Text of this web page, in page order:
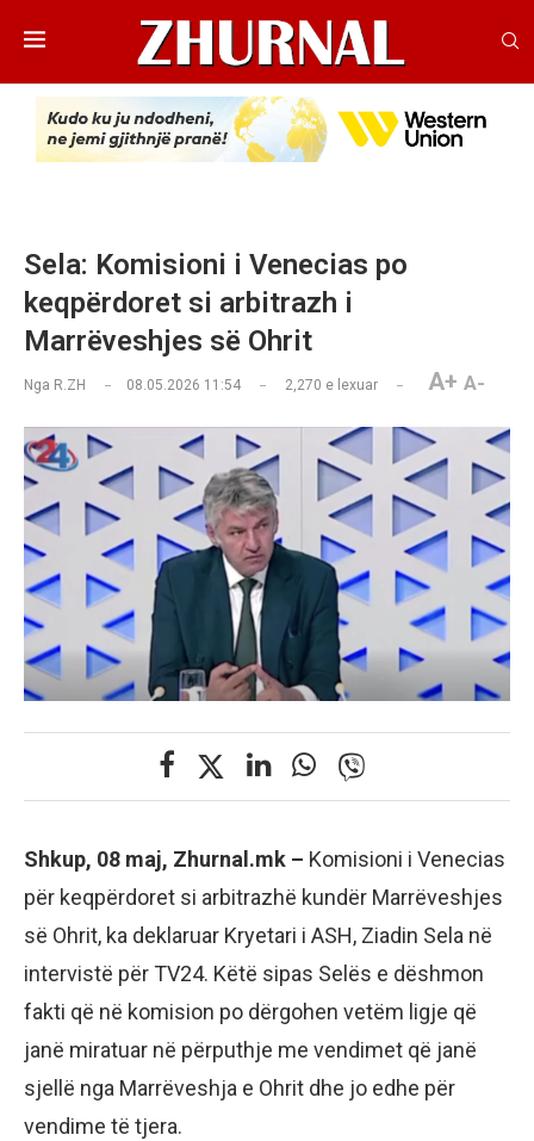
Sela: Komisioni i Venecias po
keqpërdoret si arbitrazh i
Marrëveshjes së Ohrit
Nga R.ZH 08.05.2026 11:54 2,270 e lexuar A+ A-
Shkup, 08 maj, Zhurnal.mk – Komisioni i Venecias
për keqpërdoret si arbitrazhë kundër Marrëveshjes
së Ohrit, ka deklaruar Kryetari i ASH, Ziadin Sela në
intervistë për TV24. Këtë sipas Selës e dëshmon
fakti që në komision po dërgohen vetëm ligje që
janë miratuar në përputhje me vendimet që janë
sjellë nga Marrëveshja e Ohrit dhe jo edhe për
vendime të tjera.